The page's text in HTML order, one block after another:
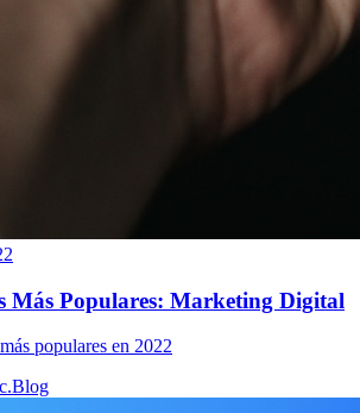
Más Populares: Marketing Digital
populares en 2022